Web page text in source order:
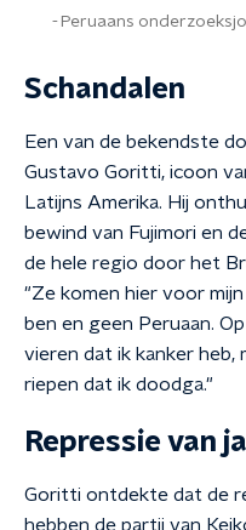
Peruaans
Schandalen
Een van de bekendste
Gustavo Goritti, icoon
Latijns Amerika. Hij
bewind van Fujimori en
de hele regio door het
"Ze komen hier voor
ben en geen Peruaan.
vieren dat ik kanker heb,
riepen dat ik doodga."
Repressie van
Goritti ontdekte dat de
hebben de partij van